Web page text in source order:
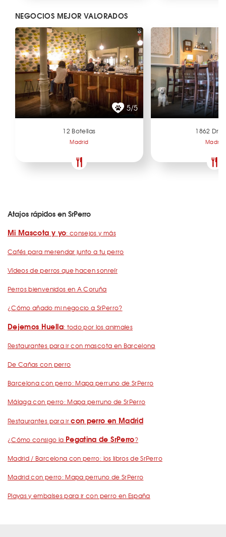
NEGOCIOS MEJOR VALORADOS
5/5
12 Botellas
Madrid
1862 Dry
Madrid
Atajos rápidos en SrPerro
Mi Mascota y yo: consejos y más
Cafés para merendar junto a tu perro
Vídeos de perros que hacen sonreír
Perros bienvenidos en A Coruña
¿Cómo añado mi negocio a SrPerro?
Dejemos Huella: todo por los animales
Restaurantes para ir con mascota en Barcelona
De Cañas con perro
Barcelona con perro: Mapa perruno de SrPerro
Málaga con perro: Mapa perruno de SrPerro
Restaurantes para ircon perro en Madrid
¿Cómo consigo la Pegatina de SrPerro?
Madrid / Barcelona con perro: los libros de SrPerro
Madrid con perro: Mapa perruno de SrPerro
Playas y embalses para ir con perro en España